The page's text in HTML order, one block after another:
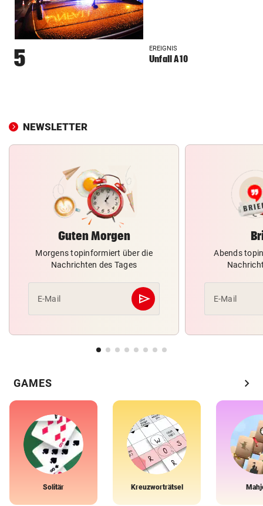
5 EREIGNIS
Unfall A10
NEWSLETTER
Guten Morgen
Morgens topinformiert über die
Nachrichten des Tages
E-Mail send
Abschicken
Abends
E-Mail
GAMES chevron_right
Solitär Kreuzworträtsel